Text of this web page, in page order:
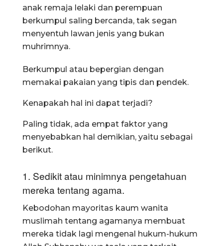
anak remaja lelaki dan perempuan
berkumpul saling bercanda, tak segan
menyentuh lawan jenis yang bukan
muhrimnya.
Berkumpul atau bepergian dengan
memakai pakaian yang tipis dan pendek.
Kenapakah hal ini dapat terjadi?
Paling tidak, ada empat faktor yang
menyebabkan hal demikian, yaitu sebagai
berikut.
1. Sedikit atau minimnya pengetahuan
mereka tentang agama.
Kebodohan mayoritas kaum wanita
muslimah tentang agamanya membuat
mereka tidak lagi mengenal hukum-hukum